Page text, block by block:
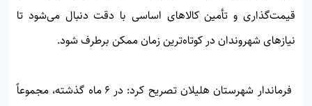
قیمت‌گذاری و تأمین کالاهای اساسی با دقت دنبال می‌شود تا
نیازهای شهروندان در کوتاه‌ترین زمان ممکن برطرف شود.
فرماندار شهرستان هلیلان تصریح کرد: در ۶ ماه گذشته، مجموعاً